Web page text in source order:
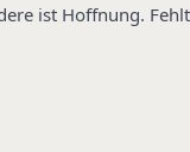
ist Hoffnung.